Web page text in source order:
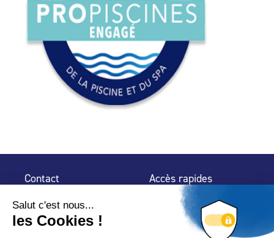
Contact
32 rue de Mogador
75 009 Paris
Accès rapides
Espace Presse
Trouver un